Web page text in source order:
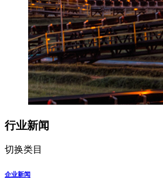
行业新闻
切换类目
企业新闻